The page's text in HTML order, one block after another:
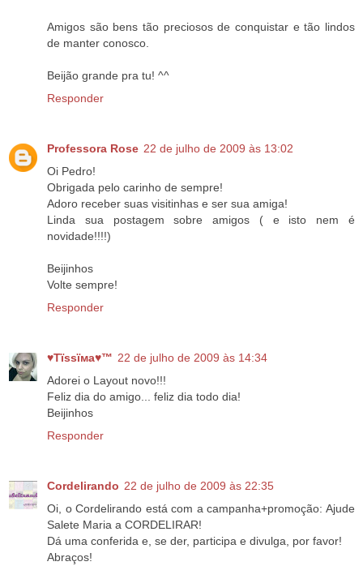
Amigos são bens tão preciosos de conquistar e tão lindos
de manter conosco.
Beijão grande pra tu! ^^
Responder
Professora Rose 22 de julho de 2009 às 13:02
Oi Pedro!
Obrigada pelo carinho de sempre!
Adoro receber suas visitinhas e ser sua amiga!
Linda sua postagem sobre amigos ( e isto nem é
novidade!!!!)
Beijinhos
Volte sempre!
Responder
♥Тїѕѕїмa♥™ 22 de julho de 2009 às 14:34
Adorei o Layout novo!!!
Feliz dia do amigo... feliz dia todo dia!
Beijinhos
Responder
Cordelirando 22 de julho de 2009 às 22:35
Oi, o Cordelirando está com a campanha+promoção: Ajude
Salete Maria a CORDELIRAR!
Dá uma conferida e, se der, participa e divulga, por favor!
Abraços!